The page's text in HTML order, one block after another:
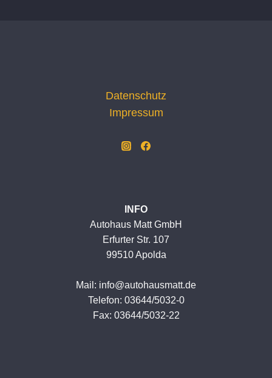
Datenschutz
Impressum
INFO
Autohaus Matt GmbH
Erfurter Str. 107
99510 Apolda
Mail: info@autohausmatt.de
Telefon: 03644/5032-0
Fax: 03644/5032-22